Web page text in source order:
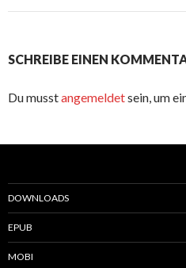
SCHREIBE EINEN
Du musstangemeldetsein, um
DOWNLOADS
EPUB
MOBI